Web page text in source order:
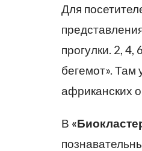
Для
прогулки. 2,
бегемот». Там
африканских
В